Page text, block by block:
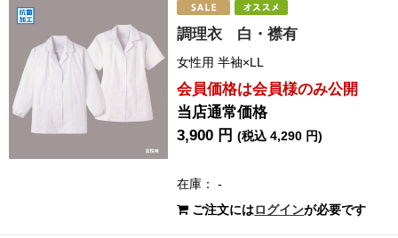
調理衣 白・襟有
女性用 半袖×LL
会員価格は会員様のみ公開
当店通常価格
3,900 円(税込 4,290 円)
在庫： -
ご注文にはログインが必要です